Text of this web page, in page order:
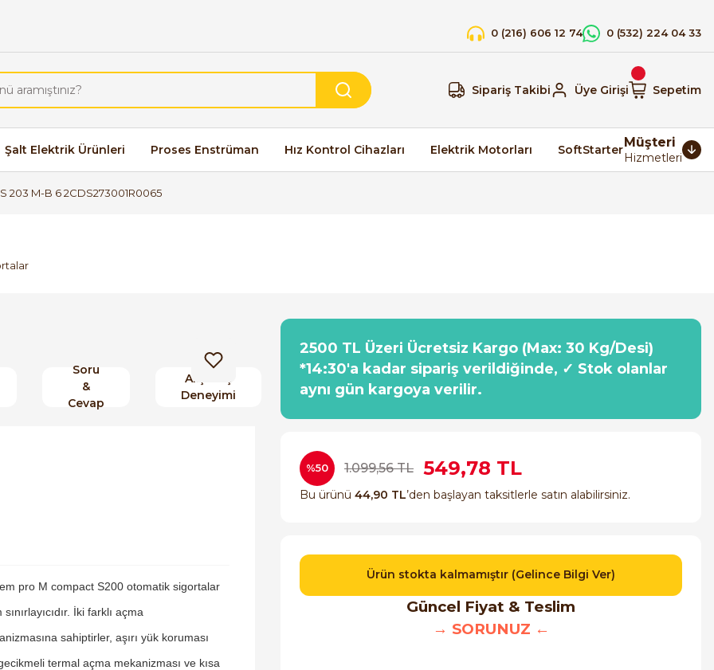
0 (216) 606 12 74 0 (532) 224 04 33
Sipariş Takibi Üye Girişi Sepetim
Şalt Elektrik Ürünleri Proses Enstrüman Hız Kontrol Cihazları Elektrik Motorları SoftStarterMüşteri
Hizmetleri
203 M-B 6 2CDS273001R0065
Soru
&
Cevap
Alışveriş
Deneyimi
pro M compact S200 otomatik sigortalar
sınırlayıcıdır. İki farklı açma
sahiptirler, aşırı yük koruması
termal açma mekanizması ve kısa
2500 TL Üzeri Ücretsiz Kargo (Max: 30 Kg/Desi)
*14:30'a kadar sipariş verildiğinde, ✓ Stok olanlar
aynı gün kargoya verilir.
%50 1.099,56 TL 549,78 TL
Bu ürünü 44,90 TL’den başlayan taksitlerle satın alabilirsiniz.
Ürün stokta kalmamıştır (Gelince Bilgi Ver)
Güncel Fiyat & Teslim
→ SORUNUZ ←